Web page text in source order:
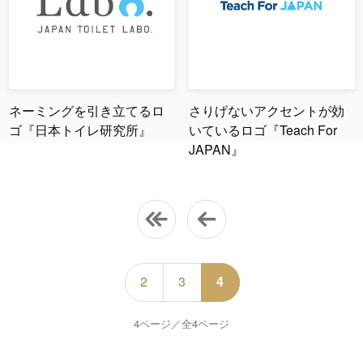
ネーミングを引き立てるロ
ゴ『日本トイレ研究所』
さりげないアクセントが効
いているロゴ『Teach For
JAPAN』
2 3 4
4ページ／全4ページ